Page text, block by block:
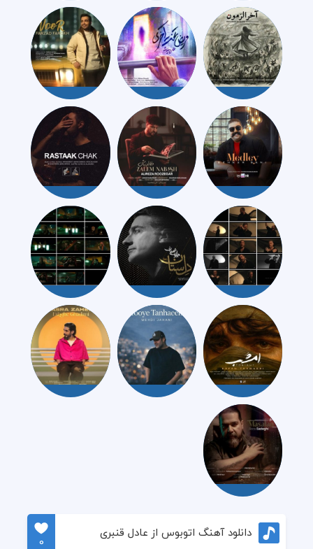
دانلود آهنگ اتوبوس از عادل قنبری
0